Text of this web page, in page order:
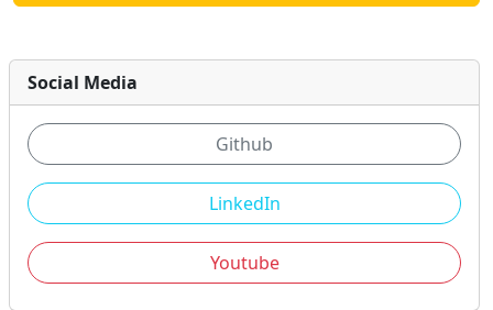
Social Media
Github
LinkedIn
Youtube